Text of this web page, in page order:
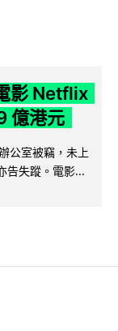
影 Netflix
億港元
公室被竊，未上
告失蹤。電影...